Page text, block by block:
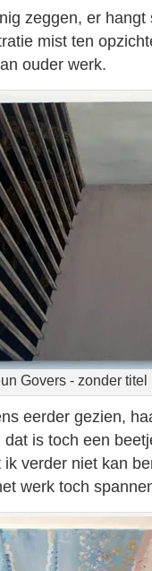
zeggen, er
mist ten
ouder werk.
Govers - zonder titel
eerder gezien,
is toch een
verder niet kan
werk toch